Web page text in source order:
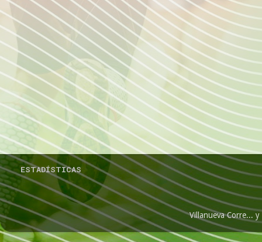
ESTADÍSTICAS
Villanueva Corre...